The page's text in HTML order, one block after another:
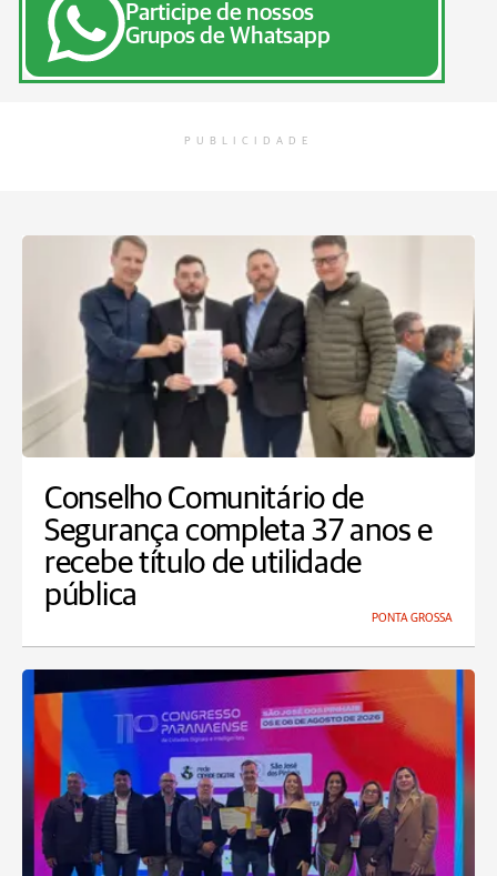
Participe de nossos
Grupos de Whatsapp
PUBLICIDADE
Conselho Comunitário de
Segurança completa 37 anos e
recebe título de utilidade
pública
PONTA GROSSA